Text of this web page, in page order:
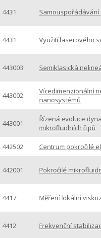
4431 Samouspořádávání
4431 Využití laserového
443003 Semiklasická
443002
Vícedimenzionální
nanosystémů
443001
Řízená evoluce
mikrofluidních čipů
442502 Centrum pokročilé
442001 Pokročilé
4417 Měření lokální
4412 Frekvenční